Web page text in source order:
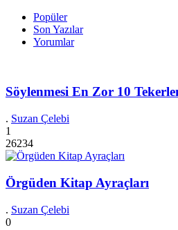
Popüler
Son Yazılar
Yorumlar
Söylenmesi En Zor 10
. Suzan Çelebi
1
26234
Örgüden Kitap Ayraçları
. Suzan Çelebi
0